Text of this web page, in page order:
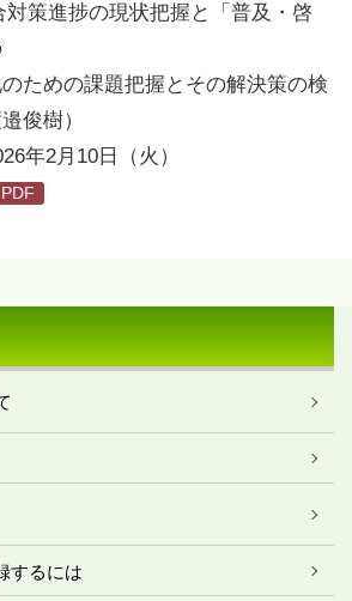
進捗の現状把握と「普及・啓
めの課題把握とその解決策の検
俊樹）
年2月10日（火）
するには